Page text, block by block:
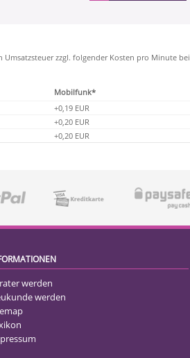
zzgl. folgender Kosten pro Minute bei
Mobilfunk*
+0,19 EUR
+0,20 EUR
+0,20 EUR
werden
werden